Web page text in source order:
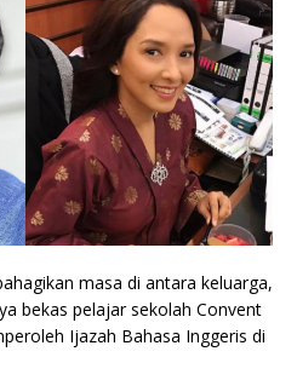
masa di antara keluarga,
bekas pelajar sekolah Convent
Ijazah Bahasa Inggeris di